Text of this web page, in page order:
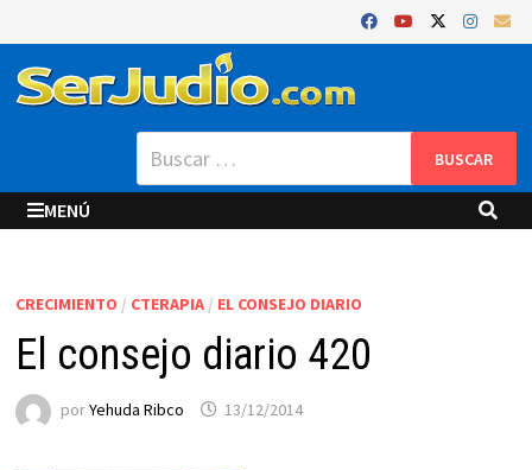
al
contenido
Buscar:
MENÚ
CRECIMIENTO / CTERAPIA/ EL CONSEJO DIARIO
El consejo diario 420
porYehuda Ribco 13/12/2014